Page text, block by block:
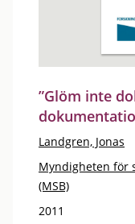
”Glöm inte
Landgren, Jonas
Myndigheten för
(MSB)
2011